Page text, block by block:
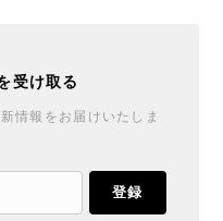
受け取る
情報をお届けいたしま
登録